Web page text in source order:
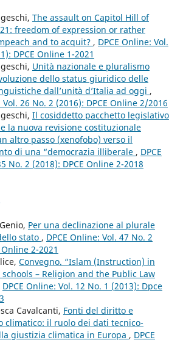
The assault on Capitol Hill of
freedom of expression or rather
and to acquit? , DPCE Online: Vol.
DPCE Online 1-2021
Unità nazionale e pluralismo
dello status giuridico delle
dall’unità d’Italia ad oggi ,
Vol. 26 No. 2 (2016): DPCE Online 2/2016
Il cosiddetto pacchetto legislativo
la nuova revisione costituzionale
altro passo (xenofobo) verso il
di una “democrazia illiberale , DPCE
No. 2 (2018): DPCE Online 2-2018
Per una declinazione al plurale
stato , DPCE Online: Vol. 47 No. 2
Online 2-2021
Convegno. “Islam (Instruction) in
– Religion and the Public Law
DPCE Online: Vol. 12 No. 1 (2013): Dpce
Cavalcanti, Fonti del diritto e
climatico: il ruolo dei dati tecnico-
giustizia climatica in Europa , DPCE